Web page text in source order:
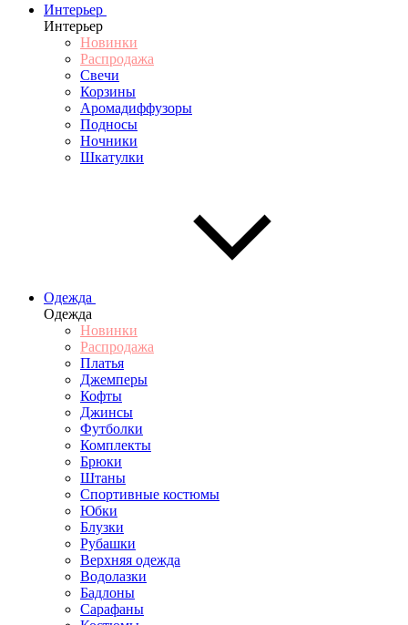
Интерьер
Интерьер
Новинки
Распродажа
Свечи
Корзины
Аромадиффузоры
Подносы
Ночники
Шкатулки
Одежда
Одежда
Новинки
Распродажа
Платья
Джемперы
Кофты
Джинсы
Футболки
Комплекты
Брюки
Штаны
Спортивные костюмы
Юбки
Блузки
Рубашки
Верхняя одежда
Водолазки
Бадлоны
Сарафаны